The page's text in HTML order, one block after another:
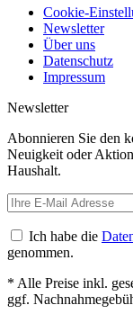
Cookie-
Newsletter
Über uns
Datenschutz
Impressum
Newsletter
Abonnieren Sie den
Neuigkeit oder
Haushalt.
Ich habe die
genommen.
* Alle Preise inkl.
ggf.